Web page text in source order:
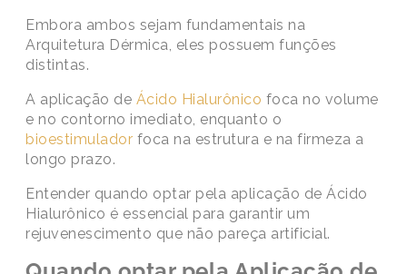
Embora ambos sejam fundamentais na
Arquitetura Dérmica, eles possuem funções
distintas.
A aplicação de Ácido Hialurônico foca no volume
e no contorno imediato, enquanto o
bioestimulador foca na estrutura e na firmeza a
longo prazo.
Entender quando optar pela aplicação de Ácido
Hialurônico é essencial para garantir um
rejuvenescimento que não pareça artificial.